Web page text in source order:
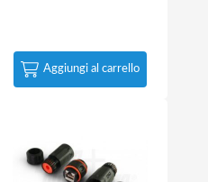
Aggiungi al carrello